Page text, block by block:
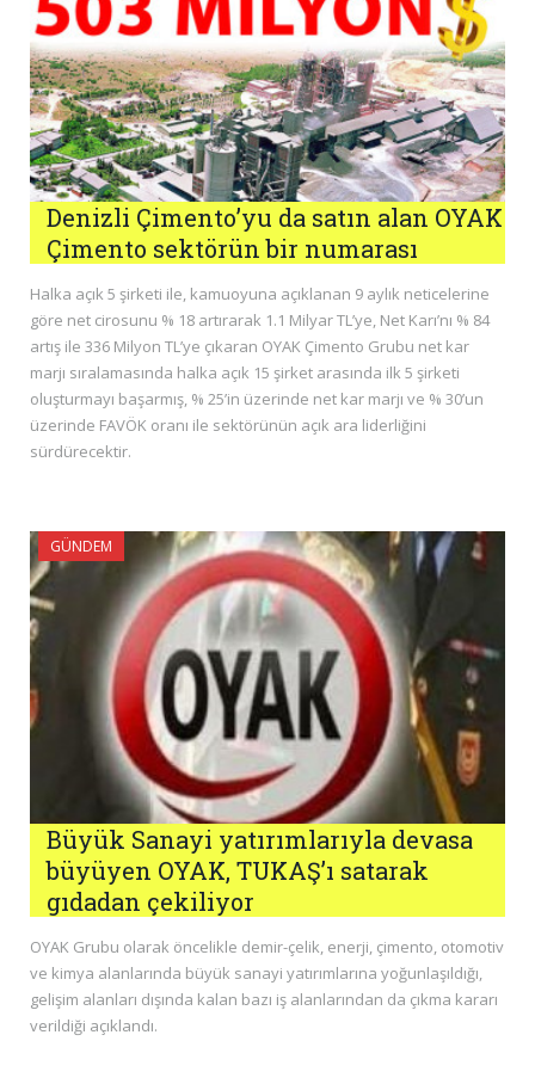
Denizli Çimento’yu da satın alan OYAK
Çimento sektörün bir numarası
Halka açık 5 şirketi ile, kamuoyuna açıklanan 9 aylık neticelerine
göre net cirosunu % 18 artırarak 1.1 Milyar TL’ye, Net Karı’nı % 84
artış ile 336 Milyon TL’ye çıkaran OYAK Çimento Grubu net kar
marjı sıralamasında halka açık 15 şirket arasında ilk 5 şirketi
oluşturmayı başarmış, % 25’in üzerinde net kar marjı ve % 30’un
üzerinde FAVÖK oranı ile sektörünün açık ara liderliğini
sürdürecektir.
GÜNDEM
Büyük Sanayi yatırımlarıyla devasa
büyüyen OYAK, TUKAŞ’ı satarak
gıdadan çekiliyor
OYAK Grubu olarak öncelikle demir-çelik, enerji, çimento, otomotiv
ve kimya alanlarında büyük sanayi yatırımlarına yoğunlaşıldığı,
gelişim alanları dışında kalan bazı iş alanlarından da çıkma kararı
verildiği açıklandı.